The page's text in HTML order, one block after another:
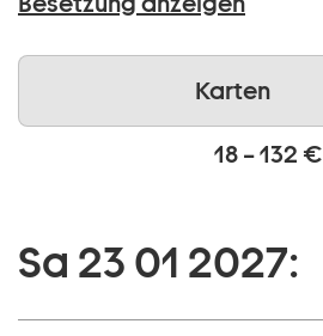
Karten
18 – 132 €
Sa 23 01 2027: